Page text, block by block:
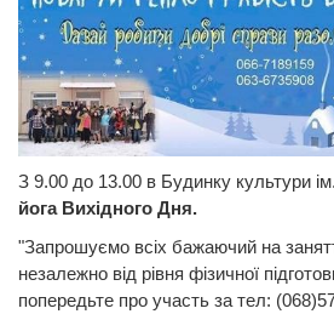
З 9.00 до 13.00 в Будинку культури
йога Вихідного Дня.
"Запрошуємо всіх бажаючий на
незалежно від рівня фізичної
попередьте про участь за тел: